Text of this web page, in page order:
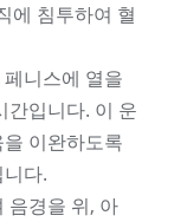
에 침투하여 혈
페니스에 열을
간입니다. 이 운
이완하도록
다.
음경을 위, 아